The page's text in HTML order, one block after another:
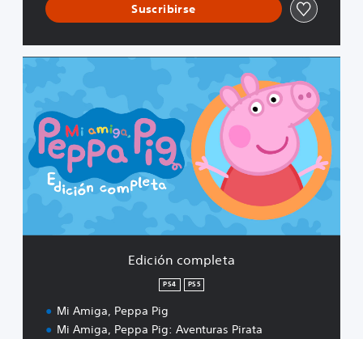
Suscribirse
n
l
Edición completa
PS4 PS5
Mi Amiga, Peppa Pig
Mi Amiga, Peppa Pig: Aventuras Pirata